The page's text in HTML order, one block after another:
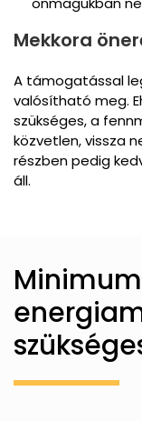
Mekkora
A támogatással
valósítható meg.
szükséges, a
közvetlen, vissza
részben pedig
áll.